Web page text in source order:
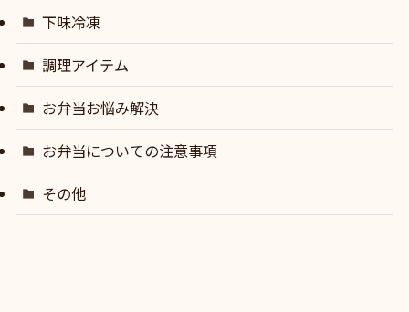
下味冷凍
調理アイテム
お弁当お悩み解決
お弁当についての注意事項
その他